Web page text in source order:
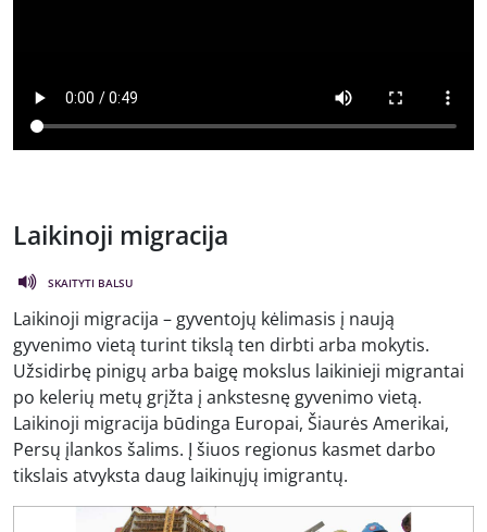
Laikinoji migracija
SKAITYTI BALSU
Laikinoji migracija – gyventojų kėlimasis į naują
gyvenimo vietą turint tikslą ten dirbti arba mokytis.
Užsidirbę pinigų arba baigę mokslus laikinieji migrantai
po kelerių metų grįžta į ankstesnę gyvenimo vietą.
Laikinoji migracija būdinga Europai, Šiaurės Amerikai,
Persų įlankos šalims. Į šiuos regionus kasmet darbo
tikslais atvyksta daug laikinųjų imigrantų.